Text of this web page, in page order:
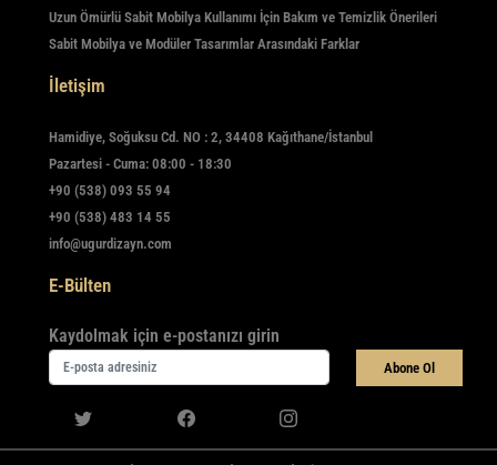
Uzun Ömürlü Sabit Mobilya Kullanımı İçin Bakım ve Temizlik Önerileri
Sabit Mobilya ve Modüler Tasarımlar Arasındaki Farklar
İletişim
Hamidiye, Soğuksu Cd. NO : 2, 34408 Kağıthane/İstanbul
Pazartesi - Cuma: 08:00 - 18:30
+90 (538) 093 55 94
+90 (538) 483 14 55
info@ugurdizayn.com
E-Bülten
Kaydolmak için e-postanızı girin
Abone Ol